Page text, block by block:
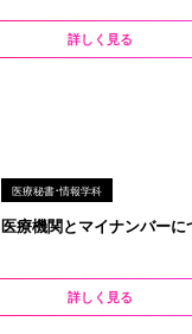
詳しく見る
医療秘書・情報学科
医療機関とマイナンバー
詳しく見る